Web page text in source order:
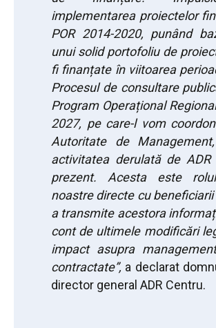
implementarea proiectelor
POR 2014-2020, punând
unui solid portofoliu de
fi finanțate în viitoarea
Procesul de consultare
Program Operațional
2027, pe care-l vom
Autoritate de
activitatea derulată de
prezent. Acesta este
noastre directe cu
a transmite acestora
cont de ultimele modificări
impact asupra
contractate”, a declarat
director general ADR Centru.